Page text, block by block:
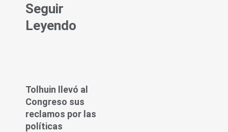
Seguir
Leyendo
Tolhuin llevó al
Congreso sus
reclamos por las
políticas